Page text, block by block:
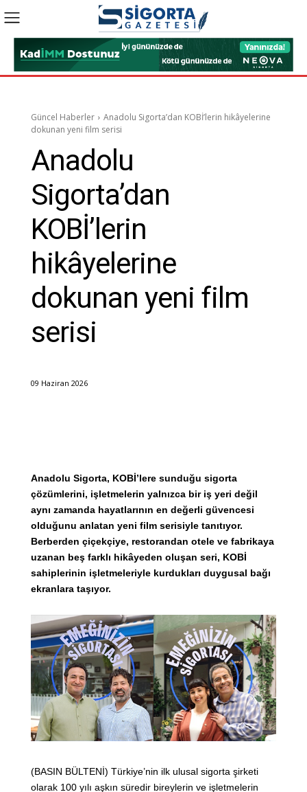
Güncel Haberler
Anadolu Sigorta’dan KOBİ’lerin hikâyelerine
dokunan yeni film serisi
Anadolu
Sigorta’dan
KOBİ’lerin
hikâyelerine
dokunan yeni film
serisi
09 Haziran 2026
Anadolu Sigorta, KOBİ’lere sunduğu sigorta
çözümlerini, işletmelerin yalnızca bir iş yeri değil
aynı zamanda hayatlarının en değerli güvencesi
olduğunu anlatan yeni film serisiyle tanıtıyor.
Berberden çiçekçiye, restorandan otele ve fabrikaya
uzanan beş farklı hikâyeden oluşan seri, KOBİ
sahiplerinin işletmeleriyle kurdukları duygusal bağı
ekranlara taşıyor.
(BASIN BÜLTENİ) Türkiye’nin ilk ulusal sigorta şirketi
olarak 100 yılı aşkın süredir bireylerin ve işletmelerin